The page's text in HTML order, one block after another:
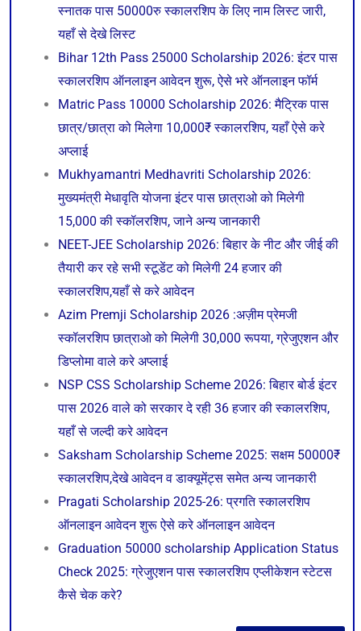
स्नातक पास 50000रु स्कालरशिप के लिए नाम लिस्ट जारी,
यहाँ से देखे लिस्ट
Bihar 12th Pass 25000 Scholarship 2026: इंटर पास
स्कालरशिप ऑनलाइन आवेदन शुरू, ऐसे भरे ऑनलाइन फॉर्म
Matric Pass 10000 Scholarship 2026: मैट्रिक पास
छात्र/छात्रा को मिलेगा 10,000₹ स्कालरशिप, यहाँ ऐसे करे
अप्लाई
Mukhyamantri Medhavriti Scholarship 2026:
मुख्यमंत्री मेधावृति योजना इंटर पास छात्राओ को मिलेगी
15,000 की स्कॉलरशिप, जाने अन्य जानकारी
NEET-JEE Scholarship 2026: बिहार के नीट और जीई की
तैयारी कर रहे सभी स्टूडेंट को मिलेगी 24 हजार की
स्कालरशिप,यहाँ से करे आवेदन
Azim Premji Scholarship 2026 :अज़ीम प्रेमजी
स्कॉलरशिप छात्राओ को मिलेगी 30,000 रूपया, ग्रेजुएशन और
डिप्लोमा वाले करे अप्लाई
NSP CSS Scholarship Scheme 2026: बिहार बोर्ड इंटर
पास 2026 वाले को सरकार दे रही 36 हजार की स्कालरशिप,
यहाँ से जल्दी करे आवेदन
Saksham Scholarship Scheme 2025: सक्षम 50000₹
स्कालरशिप,देखे आवेदन व डाक्यूमेंट्स समेत अन्य जानकारी
Pragati Scholarship 2025-26: प्रगति स्कालरशिप
ऑनलाइन आवेदन शुरू ऐसे करे ऑनलाइन आवेदन
Graduation 50000 scholarship Application Status
Check 2025: ग्रेजुएशन पास स्कालरशिप एप्लीकेशन स्टेटस
कैसे चेक करे?